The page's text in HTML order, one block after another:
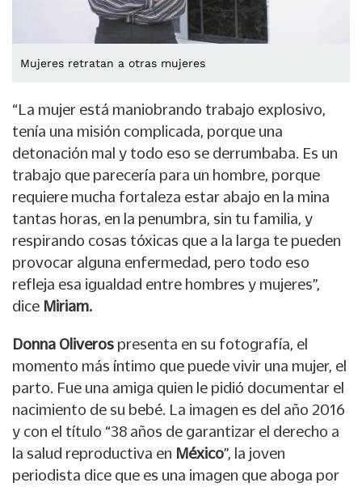
Mujeres retratan a otras mujeres
“La mujer está maniobrando trabajo explosivo,
tenía una misión complicada, porque una
detonación mal y todo eso se derrumbaba. Es un
trabajo que parecería para un hombre, porque
requiere mucha fortaleza estar abajo en la mina
tantas horas, en la penumbra, sin tu familia, y
respirando cosas tóxicas que a la larga te pueden
provocar alguna enfermedad, pero todo eso
refleja esa igualdad entre hombres y mujeres”,
dice Miriam.
Donna Oliveros presenta en su fotografía, el
momento más íntimo que puede vivir una mujer, el
parto. Fue una amiga quien le pidió documentar el
nacimiento de su bebé. La imagen es del año 2016
y con el título “38 años de garantizar el derecho a
la salud reproductiva en México”, la joven
periodista dice que es una imagen que aboga por